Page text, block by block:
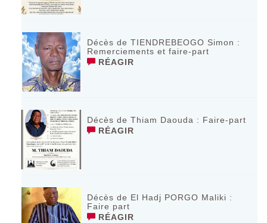
Décès de TIENDREBEOGO Simon :
Remerciements et faire-part
RÉAGIR
Décès de Thiam Daouda : Faire-part
RÉAGIR
Décès de El Hadj PORGO Maliki :
Faire part
RÉAGIR